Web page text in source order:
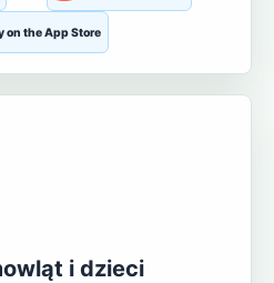
on the App Store
i dzieci